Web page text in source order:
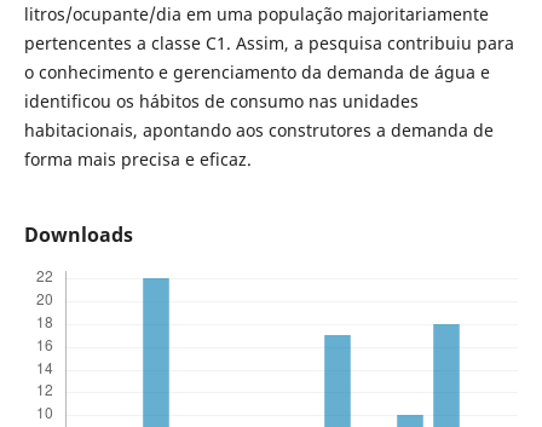
litros/ocupante/dia em uma população majoritariamente
pertencentes a classe C1. Assim, a pesquisa contribuiu para
o conhecimento e gerenciamento da demanda de água e
identificou os hábitos de consumo nas unidades
habitacionais, apontando aos construtores a demanda de
forma mais precisa e eficaz.
Downloads